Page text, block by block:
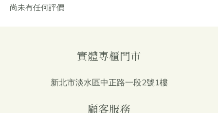
尚未有任何評價
實體專櫃門市
新北市淡水區中正路一段2號1樓
顧客服務